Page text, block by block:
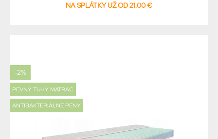
NA SPLÁTKY UŽ OD 21.00 €
-2%
PEVNÝ TUHÝ MATRAC
ANTIBAKTERIÁLNE PENY